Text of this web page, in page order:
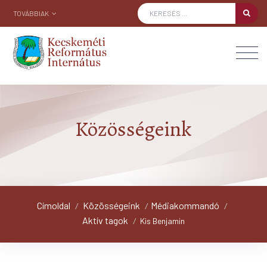
TOVÁBBIAK
Közösségeink
Címoldal / Közösségeink / Médiakommandó /
Aktív tagok / Kis Benjamin